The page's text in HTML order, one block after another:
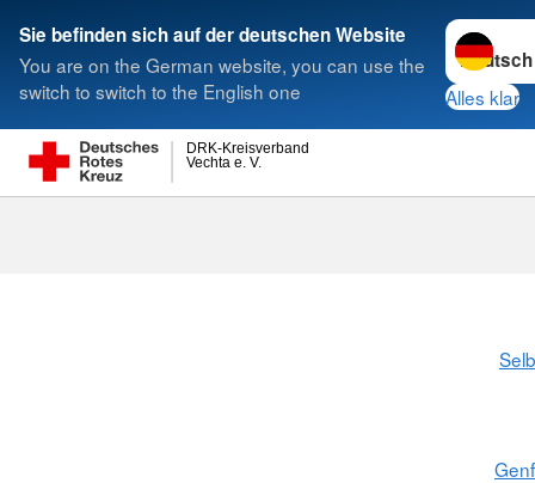
Sie befinden sich auf der deutschen Website
You are on the German website, you can use the
switch to switch to the English one
Sprache
Alles klar
Vechta e. V.
DRK-Kreisverband
Suche